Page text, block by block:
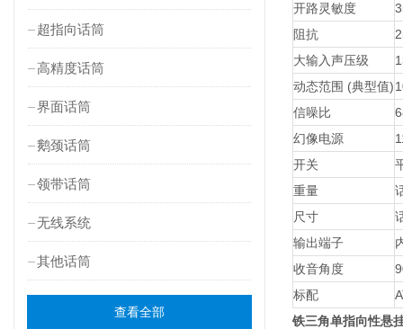
超指向话筒
高精度话筒
界面话筒
鹅颈话筒
领带话筒
无线系统
其他话筒
查看全部
开路灵敏度
阻抗
大输入声压级
动态范围 (典型值)
信噪比
幻像电源
开关
重量
尺寸
输出端子
收音角度
标配
铁三角单指向性悬